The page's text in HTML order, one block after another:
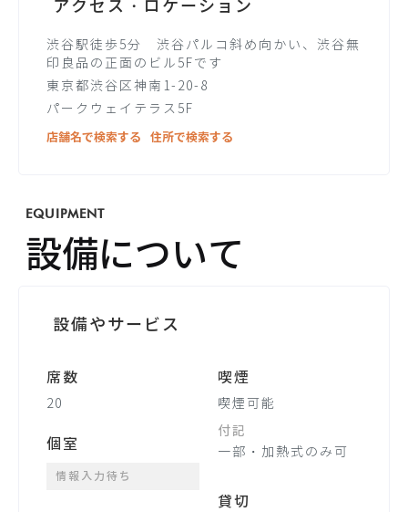
アクセス・ロケーション
渋谷駅徒歩5分 渋谷パルコ斜め向かい、渋谷無
印良品の正面のビル5Fです
東京都渋谷区神南1-20-8
パークウェイテラス5F
店舗名で検索する
住所で検索する
EQUIPMENT
設備について
設備やサービス
席数
20
個室
情報入力待ち
喫煙
喫煙可能
付記
一部・加熱式のみ可
貸切